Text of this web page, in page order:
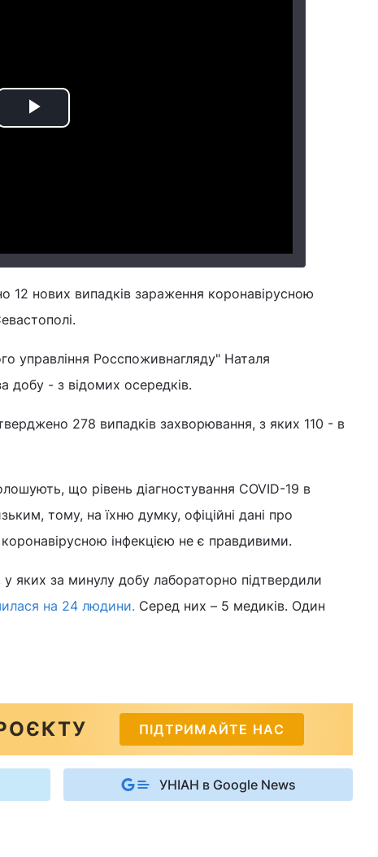
Play
12 нових випадків зараження коронавірусною
управління Росспоживнагляду" Наталя
добу - з відомих осередків.
278 випадків захворювання, з яких 110 - в
що рівень діагностування COVID-19 в
тому, на їхню думку, офіційні дані про
інфекцією не є правдивими.
у яких за минулу добу лабораторно підтвердили
на 24 людини. Серед них – 5 медиків. Один
ПІДТРИМАЙТЕ НАС
УНІАН в Google News